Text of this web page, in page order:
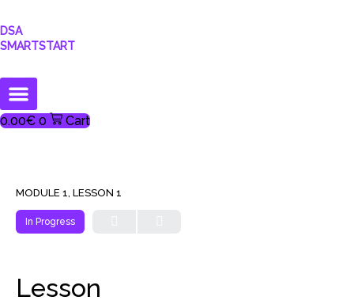
DSA
SMARTSTART
0.00€ 0 Cart
MODULE 1, LESSON 1
In Progress
Lesson